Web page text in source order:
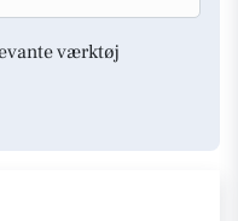
værktøj